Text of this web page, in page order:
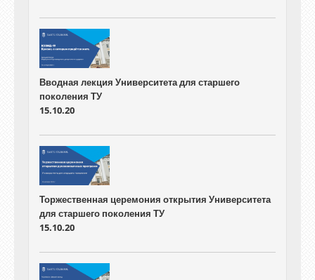
Вводная лекция Университета для старшего
поколения ТУ
15.10.20
Торжественная церемония открытия Университета
для старшего поколения ТУ
15.10.20